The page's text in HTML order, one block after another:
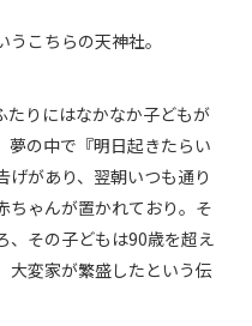
こちらの天神社。
たりにはなかなか子どもが
夢の中で『明日起きたらい
があり、翌朝いつも通り
ちゃんが置かれており。そ
、その子どもは90歳を超え
大変家が繁盛したという伝